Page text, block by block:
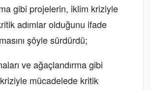
gibi projelerin, iklim kriziyle
adımlar olduğunu ifade
şöyle sürdürdü;
ve ağaçlandırma gibi
mücadelede kritik